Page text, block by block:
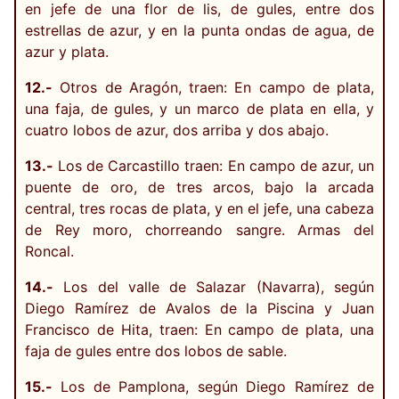
en jefe de una flor de lis, de gules, entre dos
estrellas de azur, y en la punta ondas de agua, de
azur y plata.
12.- Otros de Aragón, traen: En campo de plata,
una faja, de gules, y un marco de plata en ella, y
cuatro lobos de azur, dos arriba y dos abajo.
13.- Los de Carcastillo traen: En campo de azur, un
puente de oro, de tres arcos, bajo la arcada
central, tres rocas de plata, y en el jefe, una cabeza
de Rey moro, chorreando sangre. Armas del
Roncal.
14.- Los del valle de Salazar (Navarra), según
Diego Ramírez de Avalos de la Piscina y Juan
Francisco de Hita, traen: En campo de plata, una
faja de gules entre dos lobos de sable.
15.- Los de Pamplona, según Diego Ramírez de